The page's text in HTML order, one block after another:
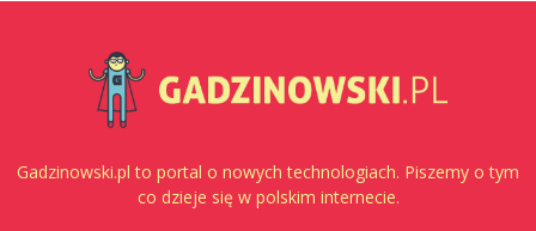
Gadzinowski.pl to portal o nowych technologiach. Piszemy o tym
co dzieje się w polskim internecie.